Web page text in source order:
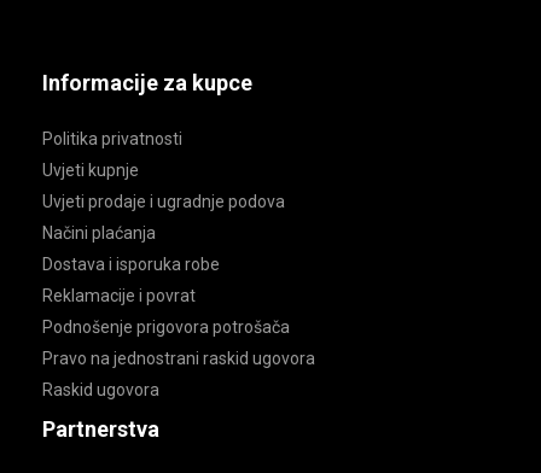
Informacije za kupce
Politika privatnosti
Uvjeti kupnje
Uvjeti prodaje i ugradnje podova
Načini plaćanja
Dostava i isporuka robe
Reklamacije i povrat
Podnošenje prigovora potrošača
Pravo na jednostrani raskid ugovora
Raskid ugovora
Partnerstva